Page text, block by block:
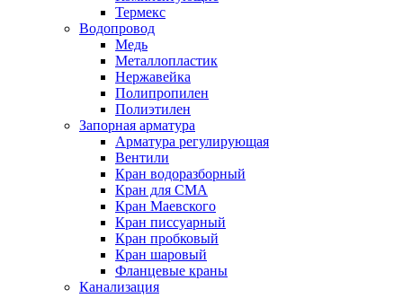
Термекс
Водопровод
Медь
Металлопластик
Нержавейка
Полипропилен
Полиэтилен
Запорная арматура
Арматура регулирующая
Вентили
Кран водоразборный
Кран для СМА
Кран Маевского
Кран писсуарный
Кран пробковый
Кран шаровый
Фланцевые краны
Канализация